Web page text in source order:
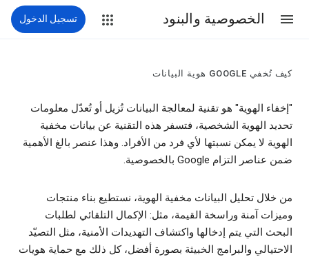
الخصوصية والبنود تسجيل الدخول
كيف تُخفي GOOGLE هوية البيانات
"إخفاء الهوية" هو تقنية لمعالجة البيانات تُزيل أو تُعدّل معلومات
تحديد الهوية الشخصية، فتسفر هذه التقنية عن بيانات مخفية
الهوية لا يمكن نسبتها لأي فرد من الأفراد. وهذا عنصر بالغ الأهمية
ضمن عناصر التزام Google بالخصوصية.
من خلال تحليل البيانات مخفية الهوية، نستطيع بناء منتجات
وميزات آمنة وراسخة القيمة، مثل: الإكمال التلقائي لطلبات
البحث التي يتم إدخالها واكتشاف التهديدات الأمنية، مثل التصيّد
الاحتيالي والبرامج الخبيثة بصورة أفضل، كل ذلك مع حماية هويات